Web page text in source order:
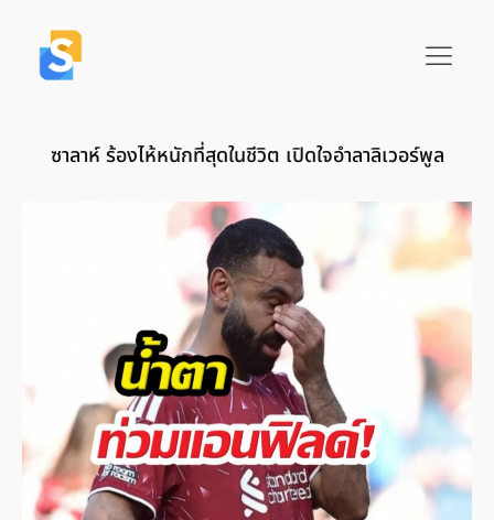
ซาลาห์ ร้องไห้หนักที่สุดในชีวิต เปิดใจอำลาลิเวอร์พูล